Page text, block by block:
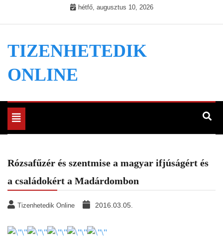
hétfő, augusztus 10, 2026
TIZENHETEDIK
ONLINE
Toggle
navigation
Rózsafűzér és szentmise a magyar ifjúságért és
a családokért a Madárdombon
Tizenhetedik Online 2016.03.05.